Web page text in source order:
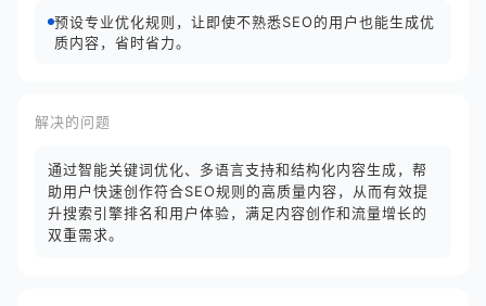
预设专业优化规则，让即使不熟悉SEO的用户也能生成优
质内容，省时省力。
解决的问题
通过智能关键词优化、多语言支持和结构化内容生成，帮
助用户快速创作符合SEO规则的高质量内容，从而有效提
升搜索引擎排名和用户体验，满足内容创作和流量增长的
双重需求。